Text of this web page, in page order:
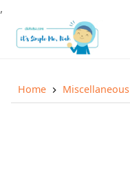
,
Home Miscellaneous